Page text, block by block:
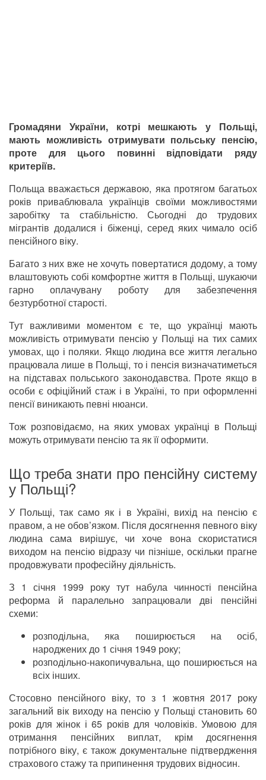
Громадяни України, котрі мешкають у Польщі,
мають можливість отримувати польську пенсію,
проте для цього повинні відповідати ряду
критеріїв.
Польща вважається державою, яка протягом багатьох
років приваблювала українців своїми можливостями
заробітку та стабільністю. Сьогодні до трудових
мігрантів додалися і біженці, серед яких чимало осіб
пенсійного віку.
Багато з них вже не хочуть повертатися додому, а тому
влаштовують собі комфортне життя в Польщі, шукаючи
гарно оплачувану роботу для забезпечення
безтурботної старості.
Тут важливими моментом є те, що українці мають
можливість отримувати пенсію у Польщі на тих самих
умовах, що і поляки. Якщо людина все життя легально
працювала лише в Польщі, то і пенсія визначатиметься
на підставах польського законодавства. Проте якщо в
особи є офіційний стаж і в Україні, то при оформленні
пенсії виникають певні нюанси.
Тож розповідаємо, на яких умовах українці в Польщі
можуть отримувати пенсію та як її оформити.
Що треба знати про пенсійну систему
у Польщі?
У Польщі, так само як і в Україні, вихід на пенсію є
правом, а не обов’язком. Після досягнення певного віку
людина сама вирішує, чи хоче вона скористатися
виходом на пенсію відразу чи пізніше, оскільки прагне
продовжувати професійну діяльність.
З 1 січня 1999 року тут набула чинності пенсійна
реформа й паралельно запрацювали дві пенсійні
схеми:
розподільна, яка поширюється на осіб,
народжених до 1 січня 1949 року;
розподільно-накопичувальна, що поширюється на
всіх інших.
Стосовно пенсійного віку, то з 1 жовтня 2017 року
загальний вік виходу на пенсію у Польщі становить 60
років для жінок і 65 років для чоловіків. Умовою для
отримання пенсійних виплат, крім досягнення
потрібного віку, є також документальне підтвердження
страхового стажу та припинення трудових відносин.